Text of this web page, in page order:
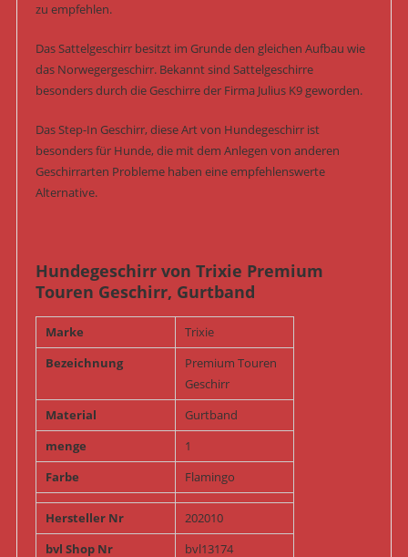
zu empfehlen.
Das Sattelgeschirr besitzt im Grunde den gleichen Aufbau wie
das Norwegergeschirr. Bekannt sind Sattelgeschirre
besonders durch die Geschirre der Firma Julius K9 geworden.
Das Step-In Geschirr, diese Art von Hundegeschirr ist
besonders für Hunde, die mit dem Anlegen von anderen
Geschirrarten Probleme haben eine empfehlenswerte
Alternative.
Hundegeschirr von Trixie Premium
Touren Geschirr, Gurtband
Marke
Trixie
Bezeichnung
Premium Touren
Geschirr
Material
Gurtband
menge
1
Farbe
Flamingo
Hersteller Nr
202010
bvl Shop Nr
bvl13174